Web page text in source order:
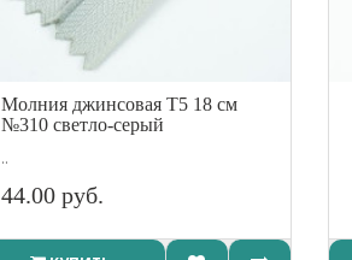
Молния джинсовая Т5 18 см
№310 светло-серый
..
44.00 руб.